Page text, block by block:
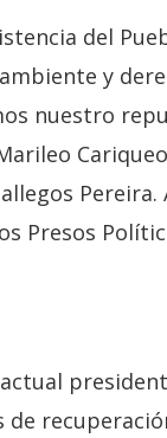
del
y
nuestro
Presos
de